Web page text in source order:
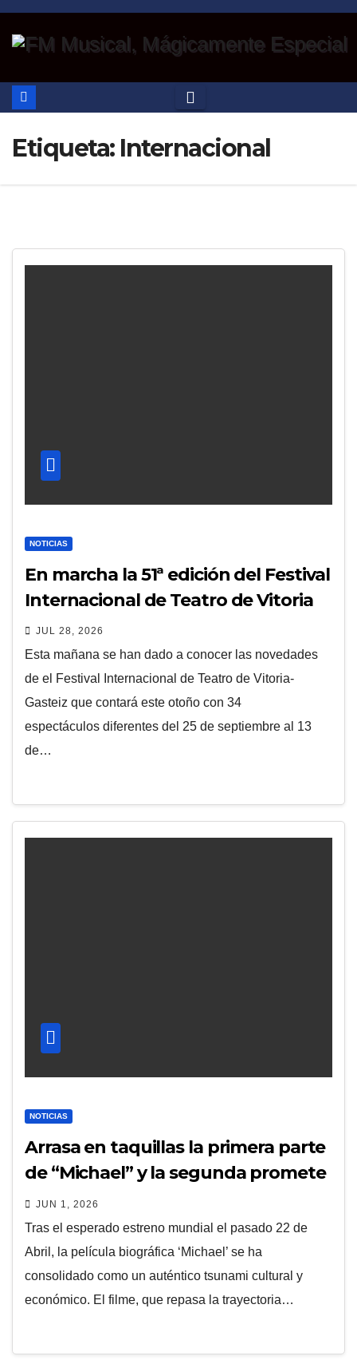
Saltar
Etiqueta: Internacional
NOTICIAS
En marcha la 51ª edición del Festival
Internacional de Teatro de Vitoria
JUL 28, 2026
Esta mañana se han dado a conocer las novedades
de el Festival Internacional de Teatro de Vitoria-
Gasteiz que contará este otoño con 34
espectáculos diferentes del 25 de septiembre al 13
de…
NOTICIAS
Arrasa en taquillas la primera parte
de “Michael” y la segunda promete
dar batalla
JUN 1, 2026
Tras el esperado estreno mundial el pasado 22 de
Abril, la película biográfica ‘Michael’ se ha
consolidado como un auténtico tsunami cultural y
económico. El filme, que repasa la trayectoria…